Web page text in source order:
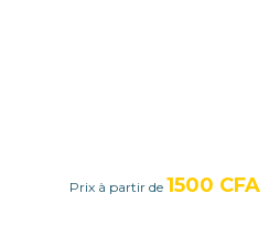
Prix à partir de 1500 CFA